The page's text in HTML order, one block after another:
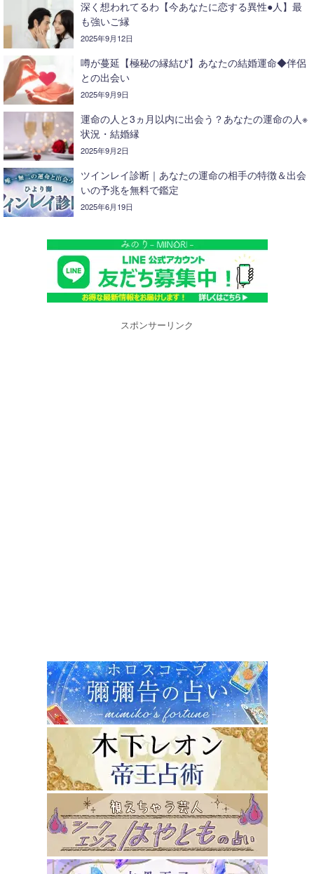
深く想われてるわ【今あなたに恋する異性●人】最
も強いご縁
2025年9月12日
噂が蔓延【極秘の縁結び】あなたの結婚運命◆伴侶
との出会い
2025年9月9日
運命の人と3ヵ月以内に出会う？あなたの運命の人※
状況・結婚縁
2025年9月2日
ツインレイ診断｜あなたの運命の相手の特徴＆出会
いの予兆を無料で鑑定
2025年6月19日
スポンサーリンク